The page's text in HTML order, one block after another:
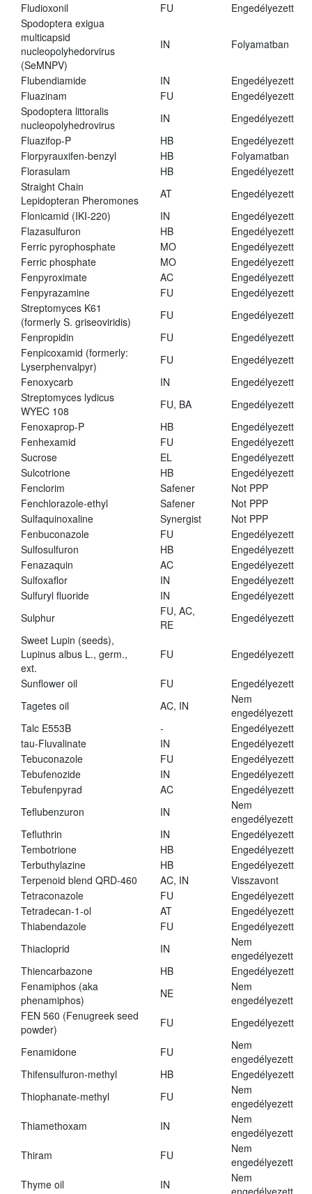
Fludioxonil FU
Engedélyezett
Spodoptera exigua
multicapsid
nucleopolyhedorvirus
(SeMNPV)
IN Folyamatban
Flubendiamide IN
Engedélyezett
Fluazinam
FU
Engedélyezett
Spodoptera littoralis
nucleopolyhedrovirus
IN
Engedélyezett
Fluazifop-P
HB
Engedélyezett
Florpyrauxifen-benzyl
HB
Folyamatban
Florasulam
HB
Engedélyezett
Straight Chain
Lepidopteran Pheromones
AT
Engedélyezett
Flonicamid (IKI-220)
IN
Engedélyezett
Flazasulfuron
HB
Engedélyezett
Ferric pyrophosphate
MO
Engedélyezett
Ferric phosphate
MO
Engedélyezett
Fenpyroximate
AC
Engedélyezett
Fenpyrazamine
FU
Engedélyezett
Streptomyces K61
(formerly S. griseoviridis)
FU
Engedélyezett
Fenpropidin
FU
Engedélyezett
Fenpicoxamid (formerly:
Lyserphenvalpyr)
FU
Engedélyezett
Fenoxycarb
IN
Engedélyezett
Streptomyces lydicus
WYEC 108
FU, BA
Engedélyezett
Fenoxaprop-P
HB
Engedélyezett
Fenhexamid
FU
Engedélyezett
Sucrose
EL
Engedélyezett
Sulcotrione
HB
Engedélyezett
Fenclorim
Safener
Not PPP
Fenchlorazole-ethyl
Safener
Not PPP
Sulfaquinoxaline
Synergist
Not PPP
Fenbuconazole
FU
Engedélyezett
Sulfosulfuron
HB
Engedélyezett
Fenazaquin
AC
Engedélyezett
Sulfoxaflor
IN
Engedélyezett
Sulfuryl fluoride
IN
Engedélyezett
Sulphur
FU, AC,
RE
Engedélyezett
Sweet Lupin (seeds),
Lupinus albus L., germ.,
ext.
FU Engedélyezett
Sunflower oil FU
Engedélyezett
Tagetes oil
AC, IN
Nem
engedélyezett
Talc E553B
-
Engedélyezett
tau-Fluvalinate
IN
Engedélyezett
Tebuconazole
FU
Engedélyezett
Tebufenozide
IN
Engedélyezett
Tebufenpyrad
AC
Engedélyezett
Teflubenzuron
IN
Nem
engedélyezett
Tefluthrin
IN
Engedélyezett
Tembotrione
HB
Engedélyezett
Terbuthylazine
HB
Engedélyezett
Terpenoid blend QRD-460
AC, IN
Visszavont
Tetraconazole
FU
Engedélyezett
Tetradecan-1-ol
AT
Engedélyezett
Thiabendazole
FU
Engedélyezett
Thiacloprid
IN
Nem
engedélyezett
Thiencarbazone
HB
Engedélyezett
Fenamiphos (aka
phenamiphos)
NE
Nem
engedélyezett
FEN 560 (Fenugreek seed
powder)
FU Engedélyezett
Fenamidone FU
Nem
engedélyezett
Thifensulfuron-methyl
HB
Engedélyezett
Thiophanate-methyl
FU
Nem
engedélyezett
Thiamethoxam
IN
Nem
engedélyezett
Thiram
FU
Nem
engedélyezett
Thyme oil
IN
Nem